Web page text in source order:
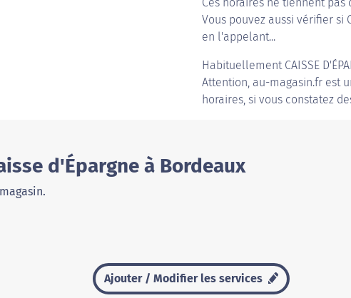
Vous pouvez aussi vérifier si
en l'appelant...
Habituellement CAISSE
Attention, au-magasin.fr est
horaires, si vous constatez
d'Épargne à Bordeaux
Ajouter / Modifier les services